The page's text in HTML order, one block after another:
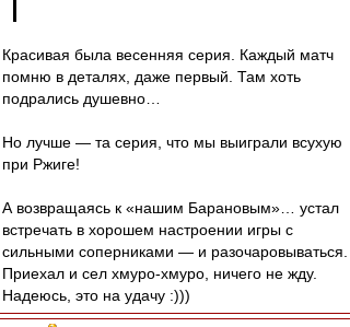
Красивая была весенняя серия. Каждый матч
помню в деталях, даже первый. Там хоть
подрались душевно…
Но лучше — та серия, что мы выиграли всухую
при Ржиге!
А возвращаясь к «нашим Барановым»… устал
встречать в хорошем настроении игры с
сильными соперниками — и разочаровываться.
Приехал и сел хмуро-хмуро, ничего не жду.
Надеюсь, это на удачу :)))